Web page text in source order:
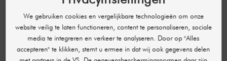
spierspanning
AANBEVOLEN ACCESSOIRES
We gebruiken cookies en vergelijkbare technologieën om onze
website veilig te laten functioneren, content te personaliseren, sociale
media te integreren en verkeer te analyseren. Door op "Alles
accepteren" te klikken, stemt u ermee in dat wij ook gegevens delen